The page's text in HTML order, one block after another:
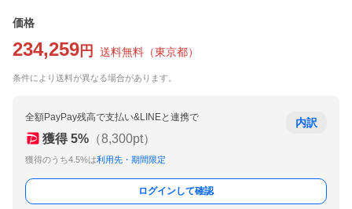
価格
234,259 円 送料無料 （東京都）
条件により送料が異なる場合があります。
全額PayPay残高で支払い&LINEと連携で
獲得 5% （8,300pt）
獲得のうち4.5%は利用先・期間限定
内訳
ログインして確認